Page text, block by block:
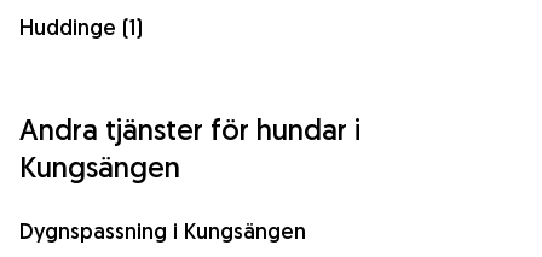
Huddinge (1)
Andra tjänster för hundar i
Kungsängen
Dygnspassning i Kungsängen